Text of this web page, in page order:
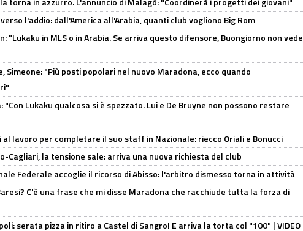
l'addio: dall'America all'Arabia, quanti club vogliono Big Rom
"Lukaku in MLS o in Arabia. Se arriva questo difensore, Buongiorno non vede
Simeone: "Più posti popolari nel nuovo Maradona, ecco quando
"Con Lukaku qualcosa si è spezzato. Lui e De Bruyne non possono restare
al lavoro per completare il suo staff in Nazionale: riecco Oriali e Bonucci
Cagliari, la tensione sale: arriva una nuova richiesta del club
Federale accoglie il ricorso di Abisso: l'arbitro dismesso torna in attività
C'è una frase che mi disse Maradona che racchiude tutta la forza di
serata pizza in ritiro a Castel di Sangro! E arriva la torta col "100" | VIDEO